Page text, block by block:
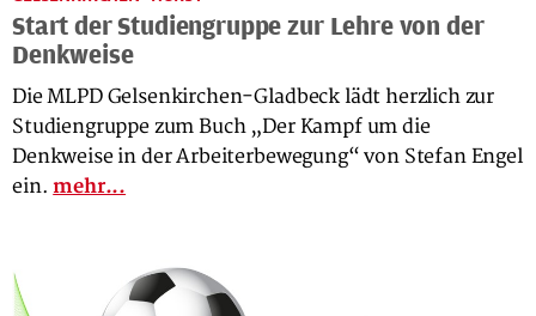
Start der Studiengruppe zur Lehre von der
Denkweise
Die MLPD Gelsenkirchen-Gladbeck lädt herzlich zur
Studiengruppe zum Buch „Der Kampf um die
Denkweise in der Arbeiterbewegung“ von Stefan Engel
ein.mehr...